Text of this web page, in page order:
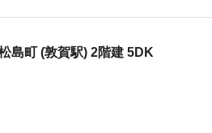
島町 (敦賀駅) 2階建 5DK